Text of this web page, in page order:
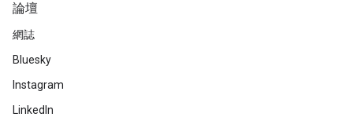
論壇
網誌
Bluesky
Instagram
LinkedIn